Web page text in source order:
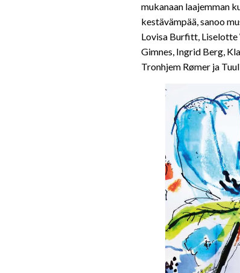
mukanaan laajemman
kestävämpää, sanoo
Lovisa Burfitt, Liselotte
Gimnes, Ingrid Berg,
Tronhjem Rømer ja